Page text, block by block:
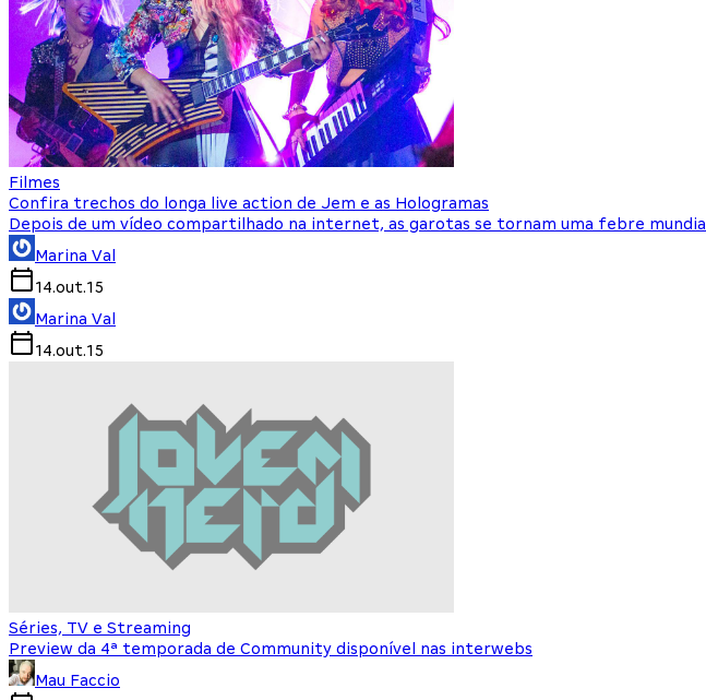
Filmes
Confira trechos do longa live action de Jem e as Hologramas
Depois de um vídeo compartilhado na internet, as garotas se tornam uma febre mundial
Marina Val
14.out.15
Marina Val
14.out.15
Séries, TV e Streaming
Preview da 4ª temporada de Community disponível nas interwebs
Mau Faccio